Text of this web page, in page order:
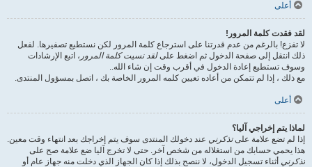
أعلى
لقد فقدت كلمة المرور!
لا تفزع! بالرغم من عدم قدرتنا على استرجاع كلمة المرور لكن نستطيع تصفيرها. لفعل
ذلك انتقل إلى صفحة الدخول ثم اضغط علىلقد نسيت كلمة المرور ، اتبع الإرشادات
وسوف تستطيع إعادة الدخول في أقرب وقت إن شاء الله..
مع ذلك ، إذا لم تتمكن من أعاده تعيين كلمه المرور الخاصة بك ، اتصل بمسؤول المنتدى.
أعلى
لماذا يتم إخراجي آليا؟
إذا لم تضع علامة علىتذكرني عند دخولك المنتدى سوف يتم إخراجك بعد انتهاء وقت معين.
هذا يحمي حسابك من استغلاله من شخص آخر. حتى لا تخرج آليا ضع علامة صح على
تذكرني أثناء تسجيل الدخول، لا ننصح بذلك إذا كان الجهاز الذي دخلت منه جهاز عام أو